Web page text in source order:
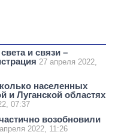
и связи –
27 апреля 2022,
населенных
и Луганской областях
07:37
возобновили
2022, 11:26